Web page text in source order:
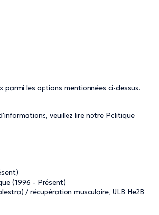
parmi les options mentionnées ci-dessus.
veuillez lire notre Politique
(1996 - Présent)
/ récupération musculaire, ULB He2B